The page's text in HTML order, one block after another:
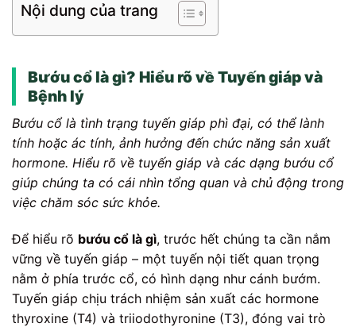
Nội dung của trang
Bướu cổ là gì? Hiểu rõ về Tuyến giáp và
Bệnh lý
Bướu cổ là tình trạng tuyến giáp phì đại, có thể lành
tính hoặc ác tính, ảnh hưởng đến chức năng sản xuất
hormone. Hiểu rõ về tuyến giáp và các dạng bướu cổ
giúp chúng ta có cái nhìn tổng quan và chủ động trong
việc chăm sóc sức khỏe.
Để hiểu rõ bướu cổ là gì, trước hết chúng ta cần nắm
vững về tuyến giáp – một tuyến nội tiết quan trọng
nằm ở phía trước cổ, có hình dạng như cánh bướm.
Tuyến giáp chịu trách nhiệm sản xuất các hormone
thyroxine (T4) và triiodothyronine (T3), đóng vai trò